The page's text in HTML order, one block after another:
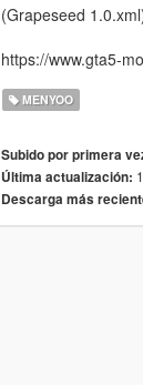
(Grapeseed
https://www.gta5-
MENYOO
Subido por primera
Última actualización:
Descarga más